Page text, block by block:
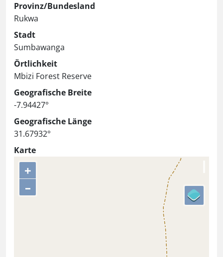
Provinz/Bundesland
Rukwa
Stadt
Sumbawanga
Örtlichkeit
Mbizi Forest Reserve
Geografische Breite
-7.94427°
Geografische Länge
31.67932°
Karte
+
–